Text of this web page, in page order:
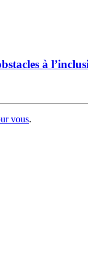
à
vous.